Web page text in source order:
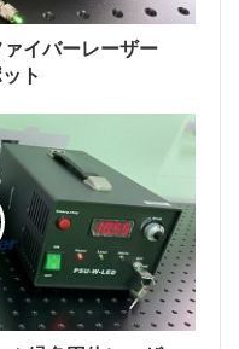
ターフェースを損傷し
光ファイバーは固定さ
ません。 電力はボタ
、10〜100%の出
です。
イバーレーザー
ト